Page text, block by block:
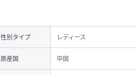
性別タイプ レディース
原産国 中国